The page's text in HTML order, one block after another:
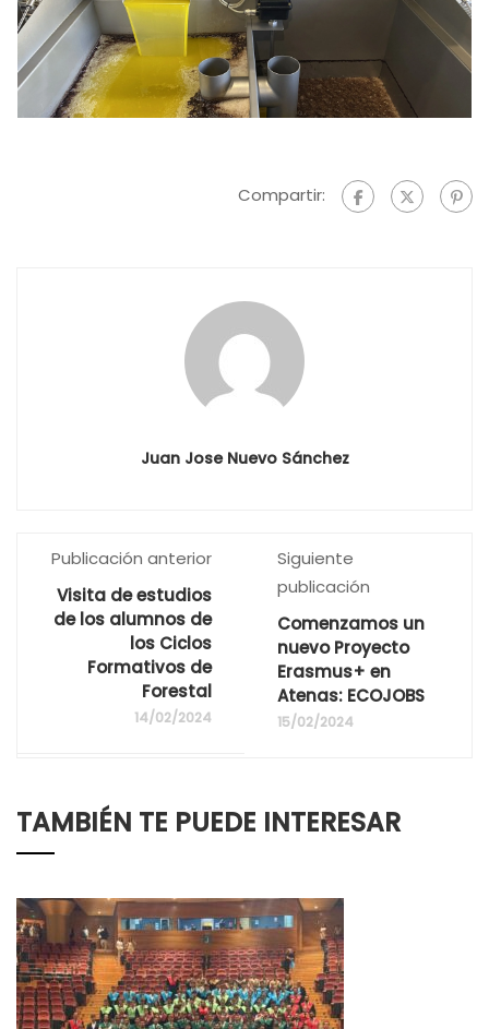
Compartir:
Juan Jose Nuevo Sánchez
Publicación anterior
Visita de estudios
de los alumnos de
los Ciclos
Formativos de
Forestal
14/02/2024
Siguiente
publicación
Comenzamos un
nuevo Proyecto
Erasmus+ en
Atenas: ECOJOBS
15/02/2024
TAMBIÉN TE PUEDE INTERESAR